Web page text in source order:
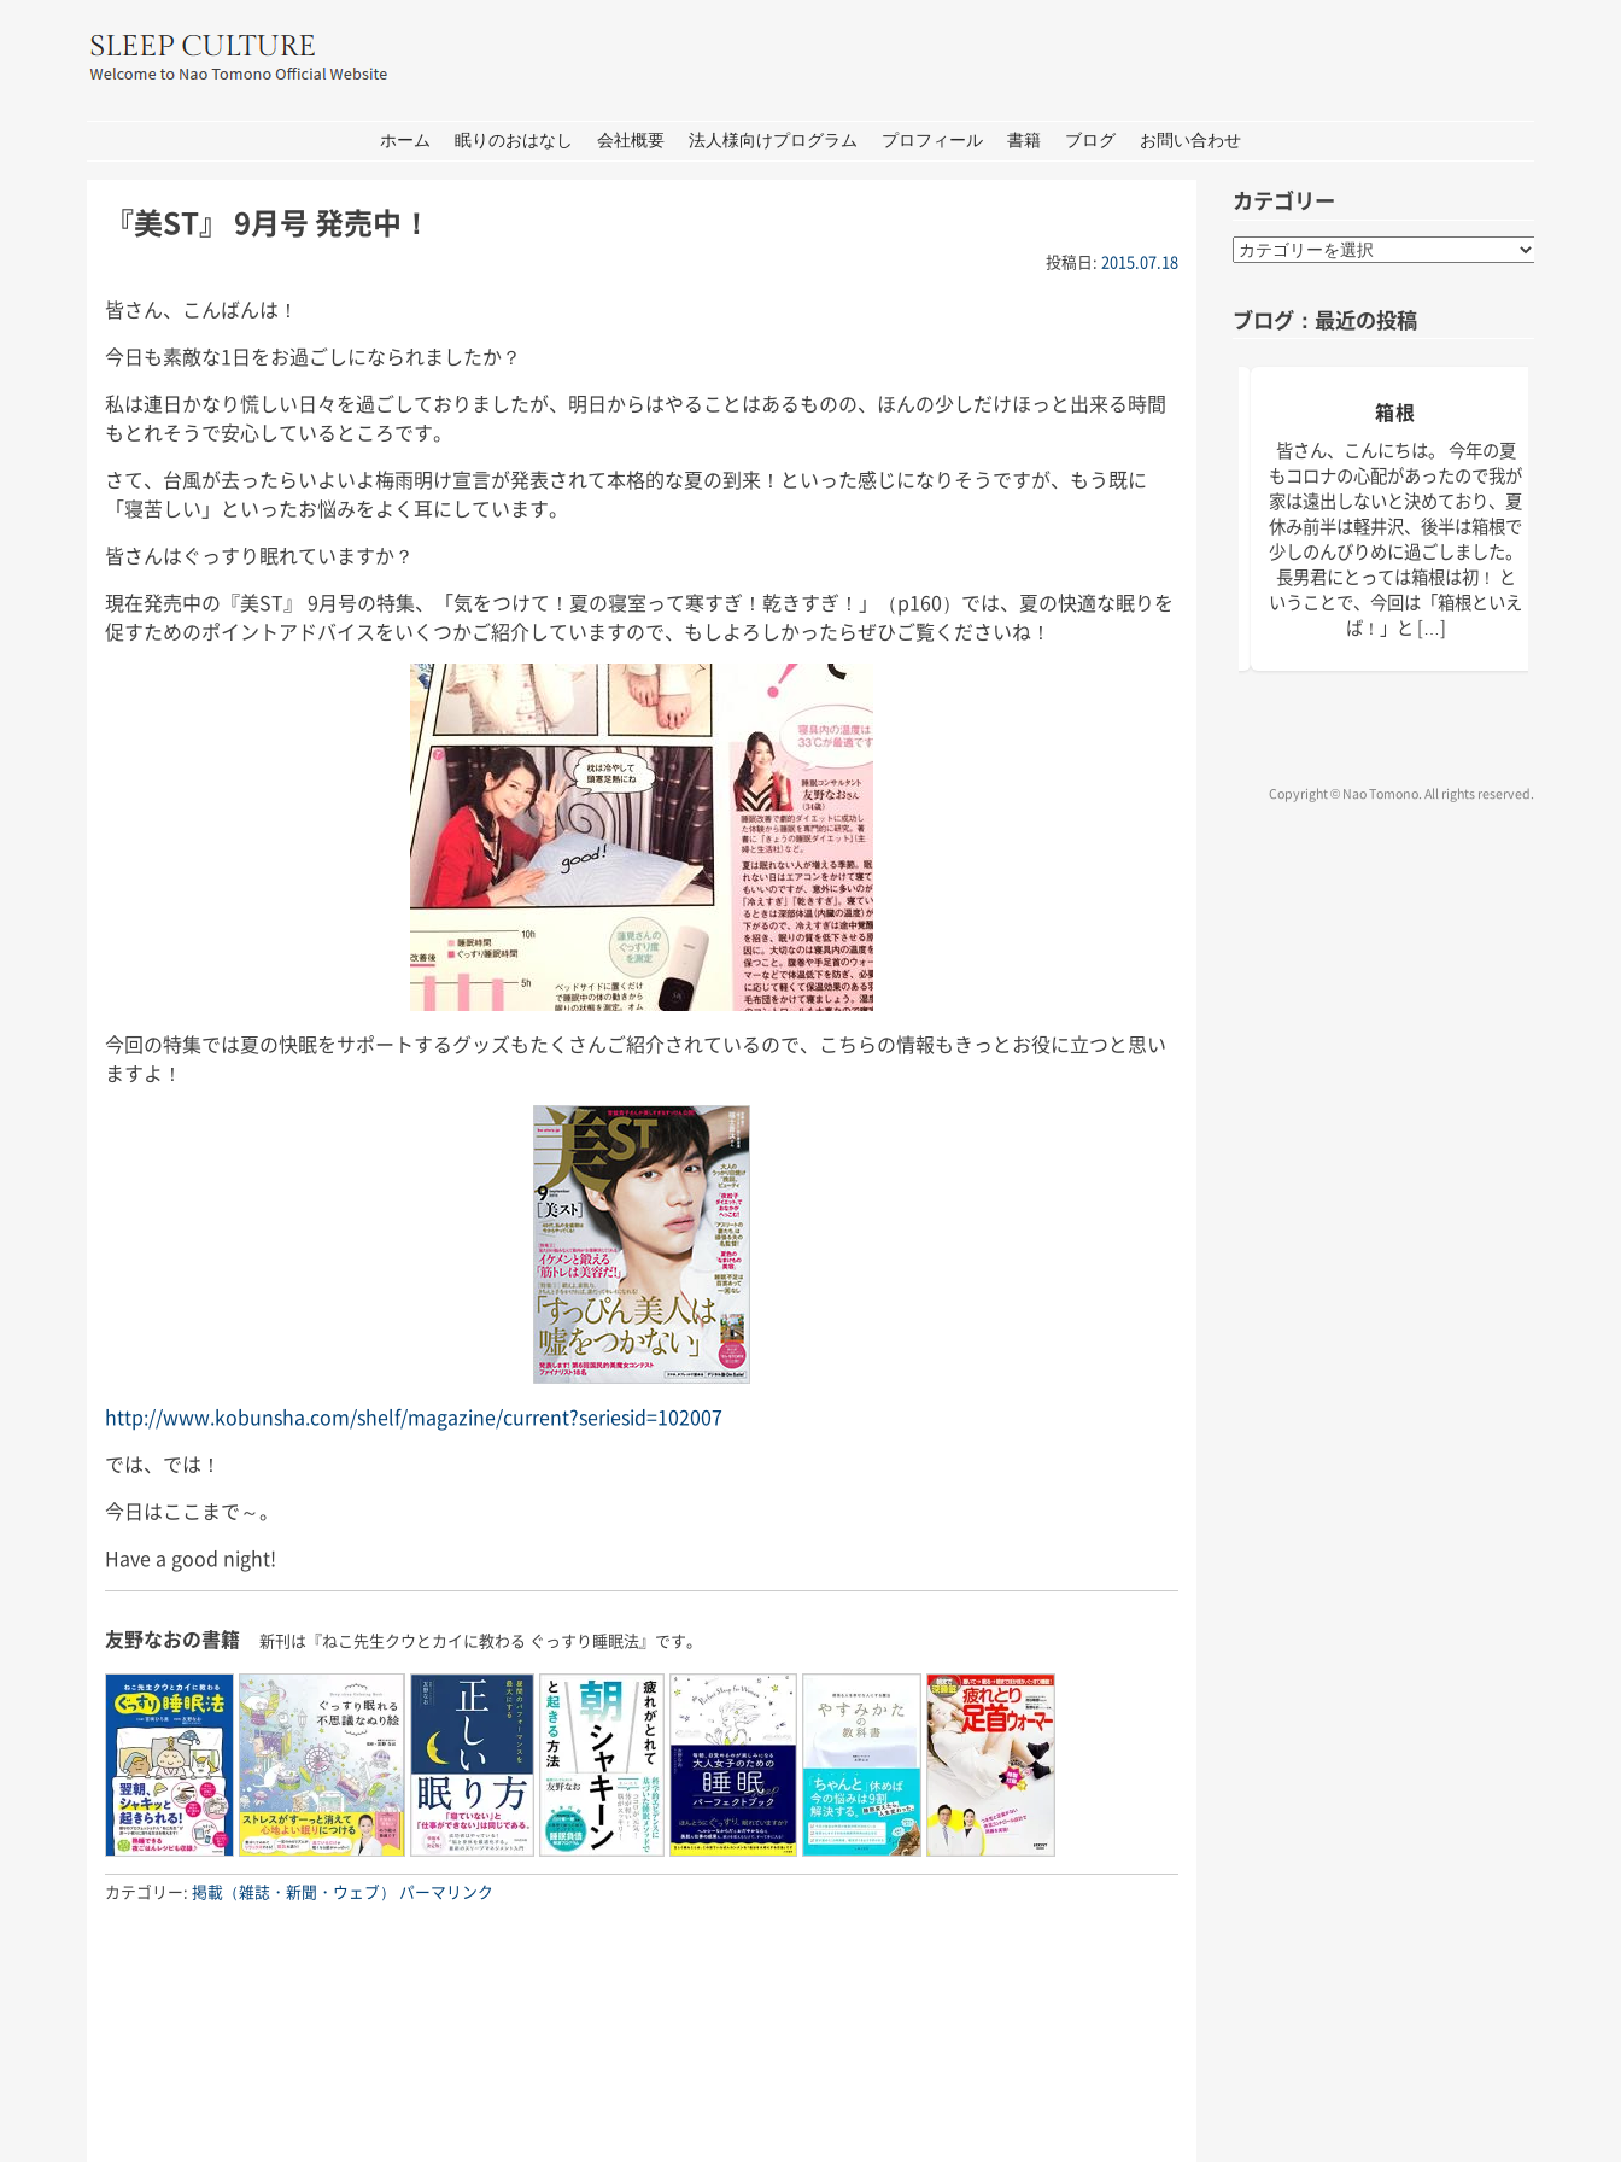
ホーム 眠りのおはなし 会社概要 法人様向けプログラム プロフィール 書籍 ブログ お問い合わせ
『美ST』 9月号 発売中！
投稿日: 2015.07.18
皆さん、こんばんは！
今日も素敵な1日をお過ごしになられましたか？
私は連日かなり慌しい日々を過ごしておりましたが、明日からはやることはあるものの、ほんの少しだけほっと出来る時間
もとれそうで安心しているところです。
さて、台風が去ったらいよいよ梅雨明け宣言が発表されて本格的な夏の到来！といった感じになりそうですが、もう既に
「寝苦しい」といったお悩みをよく耳にしています。
皆さんはぐっすり眠れていますか？
現在発売中の『美ST』 9月号の特集、「気をつけて！夏の寝室って寒すぎ！乾きすぎ！」（p160）では、夏の快適な眠りを
促すためのポイントアドバイスをいくつかご紹介していますので、もしよろしかったらぜひご覧くださいね！
今回の特集では夏の快眠をサポートするグッズもたくさんご紹介されているので、こちらの情報もきっとお役に立つと思い
ますよ！
http://www.kobunsha.com/shelf/magazine/current?seriesid=102007
では、では！
今日はここまで～。
Have a good night!
友野なおの書籍 新刊は『ねこ先生クウとカイに教わる ぐっすり睡眠法』です。
カテゴリー: 掲載（雑誌・新聞・ウェブ） パーマリンク
カテゴリー
カ
テ
リ
ブログ：最近の投稿
TBS「日曜日の初耳学」出
皆さん、こんにちは。 今週日曜
識をお届けいたしますので、ぜひ
ご覧くださいませ。 友野なおの
おしごと
せ→撮影→取材な1日。 秋には新
で益々全力疾走です！ 週末の台
箱根
皆さん、こんにちは。 今年の夏
もコロナの心配があったので我が
家は遠出しないと決めており、夏
休み前半は軽井沢、後半は箱根で
少しのんびりめに過ごしました。
長男君にとっては箱根は初！ と
いうことで、今回は「箱根といえ
ば！」と […]
Copyright © Nao Tomono. All rights reserved.